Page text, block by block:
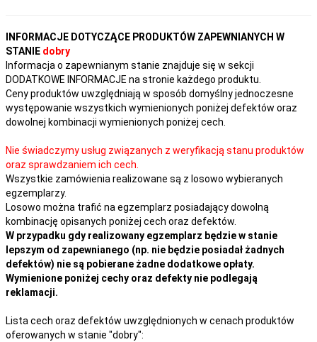
INFORMACJE DOTYCZĄCE PRODUKTÓW ZAPEWNIANYCH W
STANIE dobry
Informacja o zapewnianym stanie znajduje się w sekcji
DODATKOWE INFORMACJE na stronie każdego produktu.
Ceny produktów uwzględniają w sposób domyślny jednoczesne
występowanie wszystkich wymienionych poniżej defektów oraz
dowolnej kombinacji wymienionych poniżej cech.
Nie świadczymy usług związanych z weryfikacją stanu produktów
oraz sprawdzaniem ich cech.
Wszystkie zamówienia realizowane są z losowo wybieranych
egzemplarzy.
Losowo można trafić na egzemplarz posiadający dowolną
kombinację opisanych poniżej cech oraz defektów.
W przypadku gdy realizowany egzemplarz będzie w stanie
lepszym od zapewnianego (np. nie będzie posiadał żadnych
defektów) nie są pobierane żadne dodatkowe opłaty.
Wymienione poniżej cechy oraz defekty nie podlegają
reklamacji.
Lista cech oraz defektów uwzględnionych w cenach produktów
oferowanych w stanie "dobry":